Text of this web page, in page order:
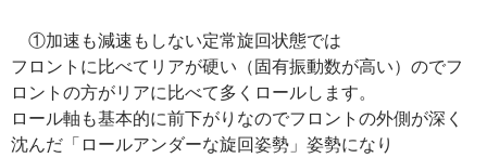
①加速も減速もしない定常旋回状態では
フロントに比べてリアが硬い（固有振動数が高い）のでフ
ロントの方がリアに比べて多くロールします。
ロール軸も基本的に前下がりなのでフロントの外側が深く
沈んだ「ロールアンダーな旋回姿勢」姿勢になり